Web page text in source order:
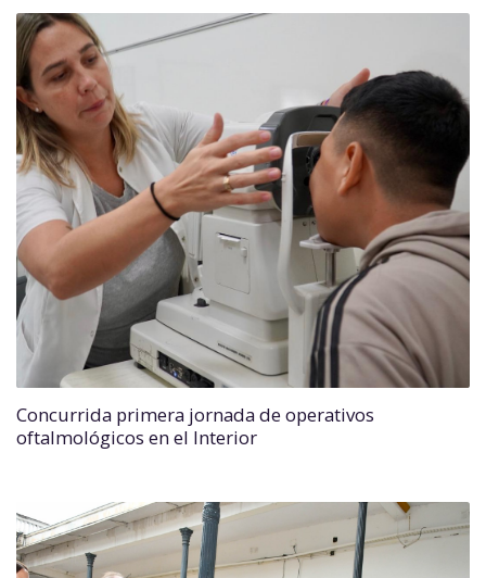
Concurrida primera jornada de operativos
oftalmológicos en el Interior